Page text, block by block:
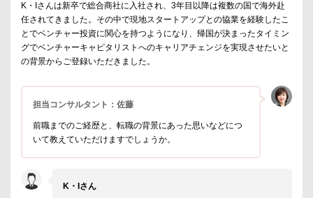
K・Iさんは新卒で総合商社に入社され、3年目以降は複数の国で海外赴
任されてきました。その中で現地スタートアップとの協業を経験したこ
とでベンチャー投資に関心を持つようになり、帰国が決まったタイミン
グでベンチャーキャピタリストへのキャリアチェンジを実現させたいと
の背景からご登録いただきました。
担当コンサルタント：佐藤
前職までのご経歴と、転職の背景にあった思いなどにつ
いて教えていただけますでしょうか。
K・Iさん